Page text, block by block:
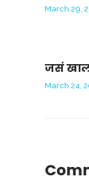
March 29,
जसं
March 24,